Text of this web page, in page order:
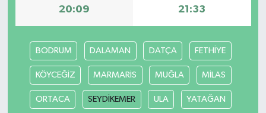
20:09 21:33
BODRUM DALAMAN DATÇA FETHİYE
KÖYCEĞİZ MARMARİS MUĞLA MİLAS
ORTACA SEYDİKEMER ULA YATAĞAN